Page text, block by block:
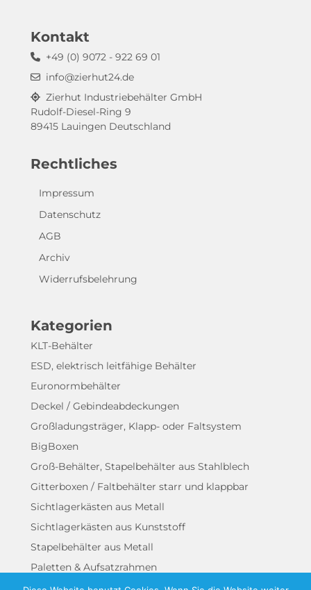
Kontakt
+49 (0) 9072 - 922 69 01
info@zierhut24.de
Zierhut Industriebehälter GmbH
Rudolf-Diesel-Ring 9
89415 Lauingen Deutschland
Rechtliches
Impressum
Datenschutz
AGB
Archiv
Widerrufsbelehrung
Kategorien
KLT-Behälter
ESD, elektrisch leitfähige Behälter
Euronormbehälter
Deckel / Gebindeabdeckungen
Großladungsträger, Klapp- oder Faltsystem
BigBoxen
Groß-Behälter, Stapelbehälter aus Stahlblech
Gitterboxen / Faltbehälter starr und klappbar
Sichtlagerkästen aus Metall
Sichtlagerkästen aus Kunststoff
Stapelbehälter aus Metall
Paletten & Aufsatzrahmen
Rollwägen